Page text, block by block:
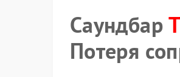
Саундбар
Потеря